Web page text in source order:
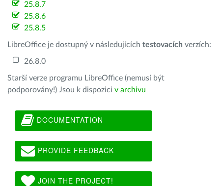
25.8.7
25.8.6
25.8.5
LibreOffice je dostupný v následujících testovacích verzích:
26.8.0
Starší verze programu LibreOffice (nemusí být
podporovány!) Jsou k dispozici v archivu
DOCUMENTATION
PROVIDE FEEDBACK
JOIN THE PROJECT!